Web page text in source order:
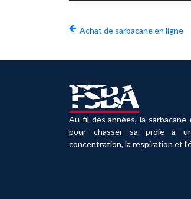
Achat de sarbacane en ligne
Au fil des années, la sarbacane
pour chasser sa proie à
concentration, la respiration et